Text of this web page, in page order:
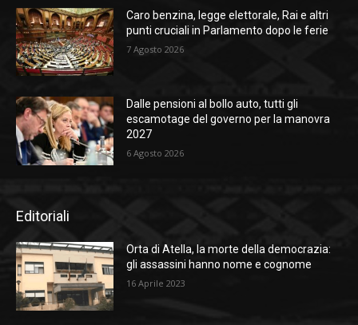
Caro benzina, legge elettorale, Rai e altri
punti cruciali in Parlamento dopo le ferie
7 Agosto 2026
Dalle pensioni al bollo auto, tutti gli
escamotage del governo per la manovra
2027
6 Agosto 2026
Editoriali
Orta di Atella, la morte della democrazia:
gli assassini hanno nome e cognome
16 Aprile 2023